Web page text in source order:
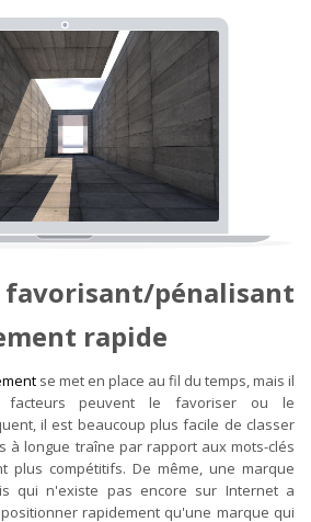
pénalisant
rapide
se met en place au fil du temps, mais il
peuvent le favoriser ou le
il est beaucoup plus facile de classer
à longue traîne par rapport aux mots-clés
plus compétitifs. De même, une marque
qui n'existe pas encore sur Internet a
rapidement qu'une marque qui